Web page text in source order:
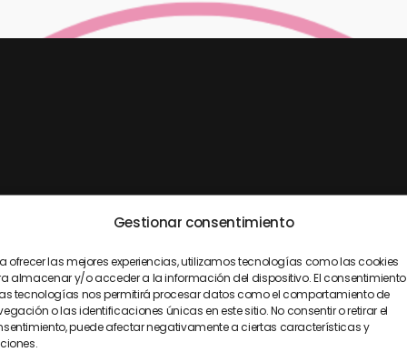
Gestionar consentimiento
ofrecer las mejores experiencias, utilizamos tecnologías como las cookies
almacenar y/o acceder a la información del dispositivo. El
tecnologías nos permitirá procesar datos como el comportamiento de
o las identificaciones únicas en este sitio. No consentir o retirar el
puede afectar negativamente a ciertas características y